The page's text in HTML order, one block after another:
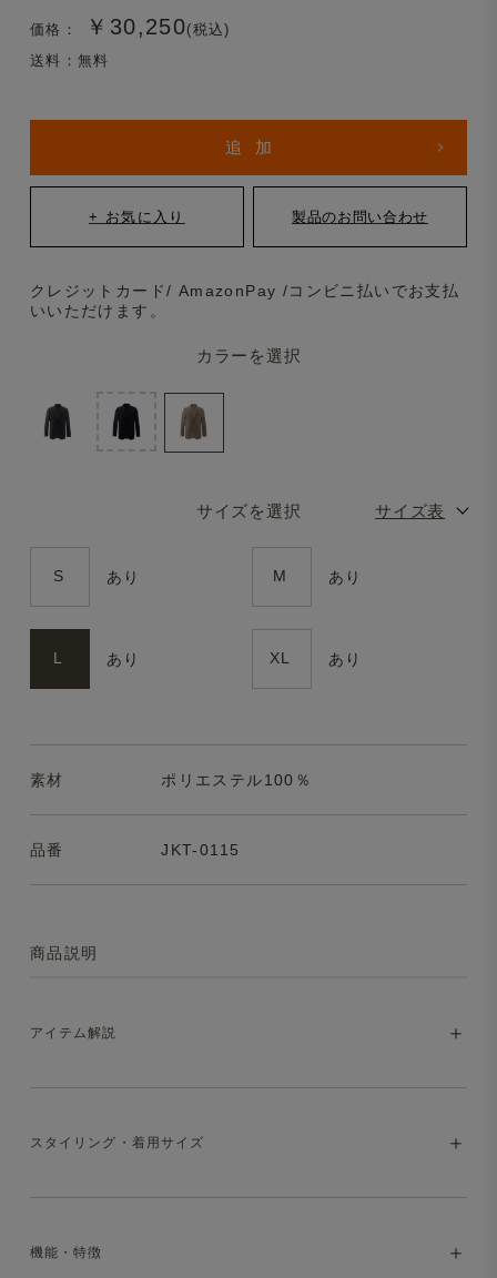
価格： ￥30,250(税込)
送料：無料
カラーを選択
サイズを選択 サイズ表
S あり M あり
L あり XL あり
クレジットカード/ AmazonPay /コンビニ払いでお支払
いいただけます。
素材 ポリエステル100％
品番 JKT-0115
商品説明
アイテム解説
軽やかに羽織る大人の空気感、新作Surf
スタイリング・着用サイズ
機能・特徴